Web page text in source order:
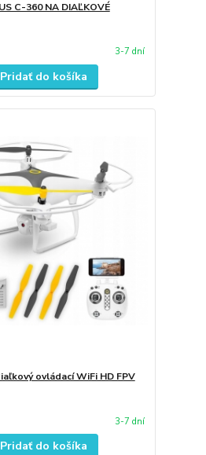
C-360 NA DIAĽKOVÉ
3-7 dní
Pridať do košíka
ovládací WiFi HD FPV
3-7 dní
Pridať do košíka